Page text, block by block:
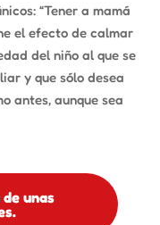
“Tener a mamá
el efecto de calmar
del niño al que se
y que sólo desea
antes, aunque sea
unas